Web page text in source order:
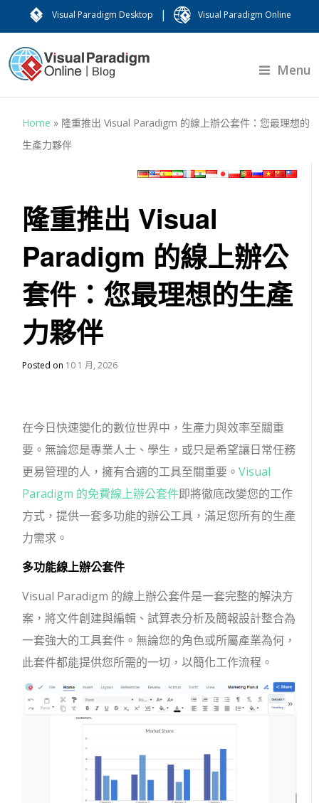
Visual Paradigm Desktop | Visual Paradigm Online
Menu
Home » 隆重推出 Visual Paradigm 的線上辦公套件：您最理想的
生產力夥伴
隆重推出 Visual
Paradigm 的線上辦公
套件：您最理想的生產
力夥伴
Posted on 10 1 月, 2026
在今日快速變化的數位世界中，生產力與效率至關重
要。無論您是專業人士、學生，或只是希望讓日常任務
更易管理的人，擁有合適的工具至關重要。Visual
Paradigm 的免費線上辦公套件即將徹底改變您的工作
方式，提供一套多功能的辦公工具，滿足您所有的生產
力需求。
多功能線上辦公套件
Visual Paradigm 的線上辦公套件是一套完整的解決方
案，將文件創建與編輯、試算表分析及簡報設計整合為
一套強大的工具套件。無論您的角色或所屬產業為何，
此套件都能提供您所需的一切，以簡化工作流程。